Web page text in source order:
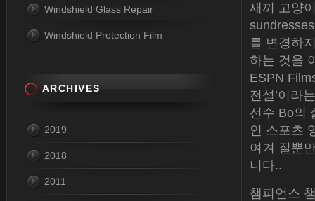
새끼 고양
를 변경하
하는 것을
ESPN
전설’이라
선수 Bo의
인 스포츠
여겨 질뿐
니다..
챔피언스
Windshield Glass Repair
Windshield Protection Film
ARCHIVES
2019
2018
2011